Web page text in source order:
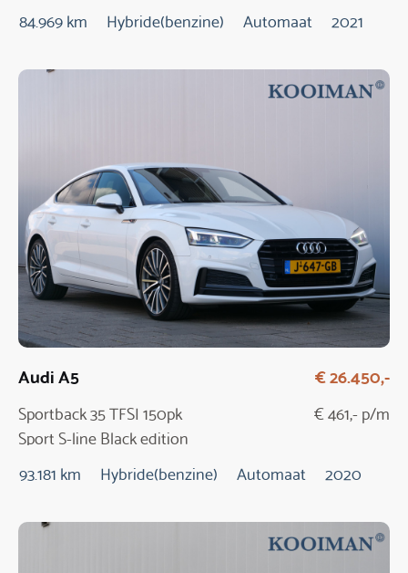
84.969 km Hybride(benzine) Automaat 2021
Audi A5
Sportback 35 TFSI 150pk
Sport S-line Black edition
Automaat
€ 26.450,-
€ 461,- p/m
93.181 km Hybride(benzine) Automaat 2020